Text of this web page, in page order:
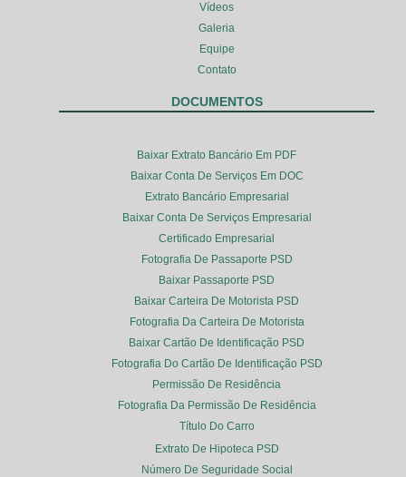
Vídeos
Galeria
Equipe
Contato
DOCUMENTOS
Baixar Extrato Bancário Em PDF
Baixar Conta De Serviços Em DOC
Extrato Bancário Empresarial
Baixar Conta De Serviços Empresarial
Certificado Empresarial
Fotografia De Passaporte PSD
Baixar Passaporte PSD
Baixar Carteira De Motorista PSD
Fotografia Da Carteira De Motorista
Baixar Cartão De Identificação PSD
Fotografia Do Cartão De Identificação PSD
Permissão De Residência
Fotografia Da Permissão De Residência
Título Do Carro
Extrato De Hipoteca PSD
Número De Seguridade Social